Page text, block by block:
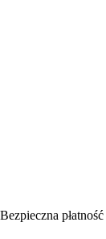
Bezpieczna płatność